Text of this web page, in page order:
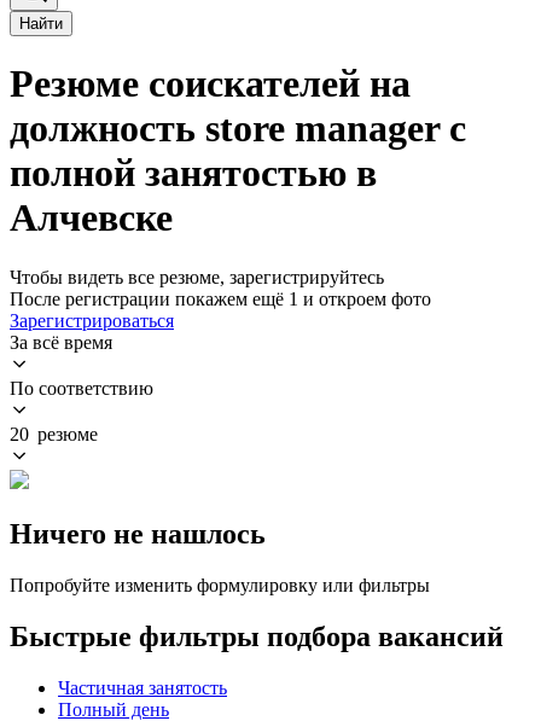
Найти
Резюме соискателей на
должность store manager с
полной занятостью в
Алчевске
Чтобы видеть все резюме, зарегистрируйтесь
После регистрации покажем ещё 1 и откроем фото
Зарегистрироваться
За всё время
По соответствию
20 резюме
Ничего не нашлось
Попробуйте изменить формулировку или фильтры
Быстрые фильтры подбора вакансий
Частичная занятость
Полный день